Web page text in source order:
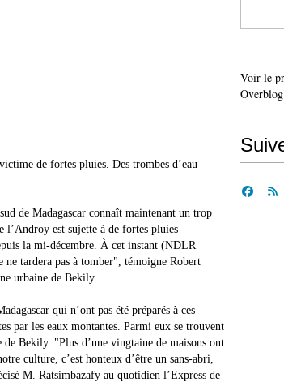
de fortes pluies. Des trombes d’eau
de Madagascar connaît maintenant un trop
l’Androy est sujette à de fortes pluies
la mi-décembre. À cet instant (NDLR
tardera pas à tomber", témoigne Robert
urbaine de Bekily.
qui n’ont pas été préparés à ces
par les eaux montantes. Parmi eux se trouvent
Bekily. "Plus d’une vingtaine de maisons ont
culture, c’est honteux d’être un sans-abri,
M. Ratsimbazafy au quotidien l’Express de
Voir le
Overblog